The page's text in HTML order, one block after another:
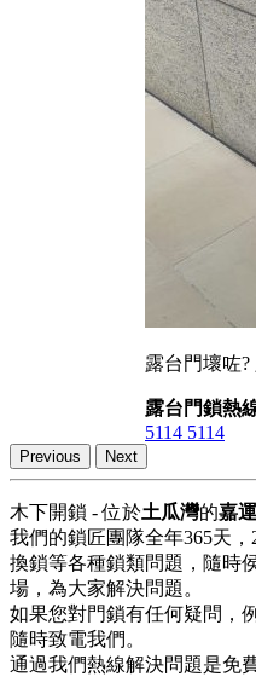
露台門壞咗
露台門鎖熱
5114 5114
Previous Next
木下開鎖 - 位於土瓜灣的嘉
我們的鎖匠團隊全年365天
換鎖等各種鎖類問題，隨時
場，為大家解決問題。
如果您對門鎖有任何疑問，
隨時致電我們。
通過我們熱線解決問題是免費